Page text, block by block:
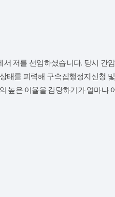
저를 선임하셨습니다. 당시
태를 피력해 구속집행정지신청
높은 이율을 감당하기가 얼마